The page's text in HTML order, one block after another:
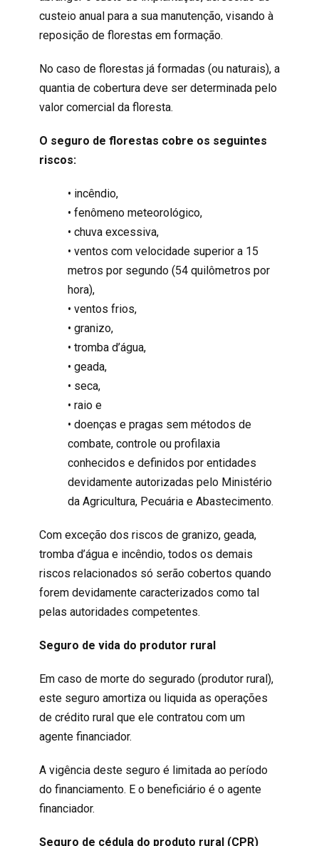
custeio anual para a sua manutenção, visando à
reposição de florestas em formação.
No caso de florestas já formadas (ou naturais), a
quantia de cobertura deve ser determinada pelo
valor comercial da floresta.
O seguro de florestas cobre os seguintes
riscos:
• incêndio,
• fenômeno meteorológico,
• chuva excessiva,
• ventos com velocidade superior a 15
metros por segundo (54 quilômetros por
hora),
• ventos frios,
• granizo,
• tromba d’água,
• geada,
• seca,
• raio e
• doenças e pragas sem métodos de
combate, controle ou profilaxia
conhecidos e definidos por entidades
devidamente autorizadas pelo Ministério
da Agricultura, Pecuária e Abastecimento.
Com exceção dos riscos de granizo, geada,
tromba d’água e incêndio, todos os demais
riscos relacionados só serão cobertos quando
forem devidamente caracterizados como tal
pelas autoridades competentes.
Seguro de vida do produtor rural
Em caso de morte do segurado (produtor rural),
este seguro amortiza ou liquida as operações
de crédito rural que ele contratou com um
agente financiador.
A vigência deste seguro é limitada ao período
do financiamento. E o beneficiário é o agente
financiador.
Seguro de cédula do produto rural (CPR)